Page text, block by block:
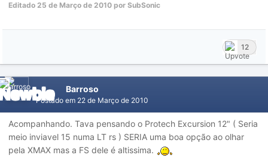
Editado 25 de Março de 2010 por SubSonic
12
Barroso
Postado em 22 de Março de 2010
Acompanhando. Tava pensando o Protech Excursion 12" ( Seria
meio inviavel 15 numa LT rs ) SERIA uma boa opção ao olhar
pela XMAX mas a FS dele é altissima.